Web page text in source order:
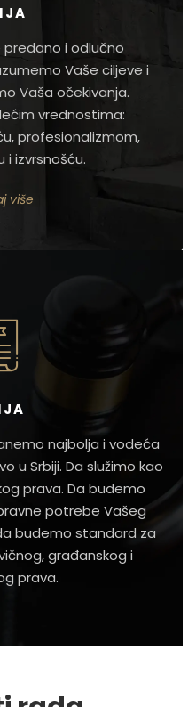
predano i odlučno
Vaše ciljeve i
Vaša očekivanja.
vrednostima:
profesionalizmom,
i izvrsnošću.
više
najbolja i vodeća
u Srbiji. Da služimo kao
prava. Da budemo
potrebe Vašeg
budemo standard za
građanskog i
prava.